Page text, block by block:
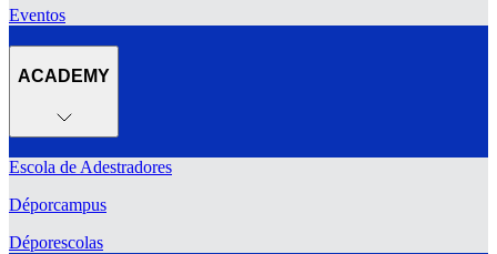
Eventos
ACADEMY
Escola de Adestradores
Déporcampus
Déporescolas